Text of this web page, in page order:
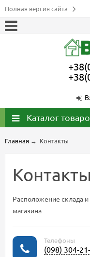
Полная версия сайта
Каталог
Главная → Контакты
Контакты
Расположение склада
магазина
Телефоны
(098) 304-